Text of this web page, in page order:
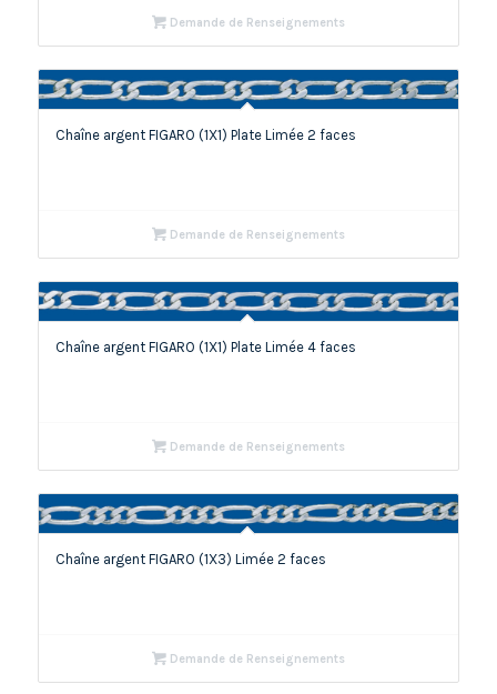
Demande de Renseignements
Chaîne argent FIGARO (1X1) Plate Limée 2 faces
Demande de Renseignements
Chaîne argent FIGARO (1X1) Plate Limée 4 faces
Demande de Renseignements
Chaîne argent FIGARO (1X3) Limée 2 faces
Demande de Renseignements